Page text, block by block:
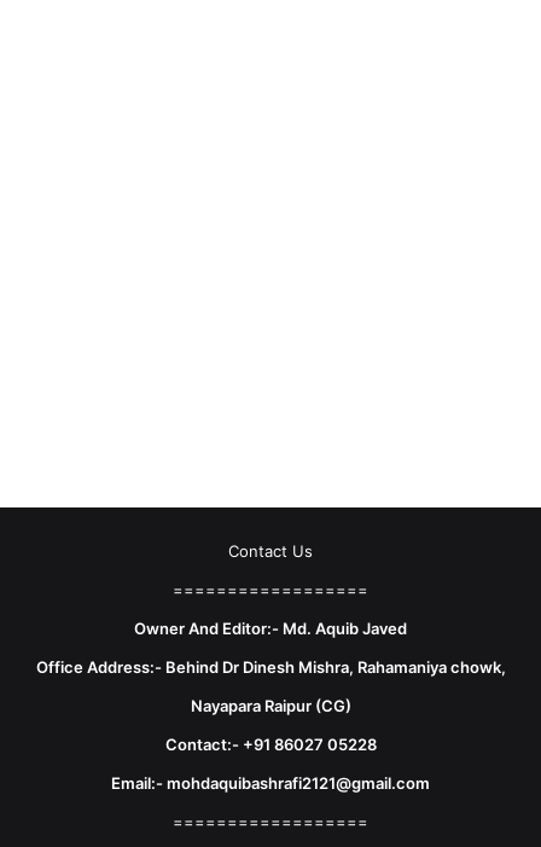
Contact Us
==================
Owner And Editor:- Md. Aquib Javed
Office Address:- Behind Dr Dinesh Mishra, Rahamaniya chowk,
Nayapara Raipur (CG)
Contact:- +91 86027 05228
Email:- mohdaquibashrafi2121@gmail.com
==================